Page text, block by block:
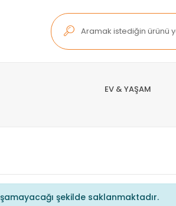
EV & YAŞAM
şekilde saklanmaktadır.